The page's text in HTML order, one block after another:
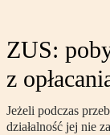
ZUS:
z
Jeżeli podczas
działalność jej nie